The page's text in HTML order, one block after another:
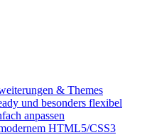
& Themes
und besonders flexibel
anpassen
HTML5/CSS3